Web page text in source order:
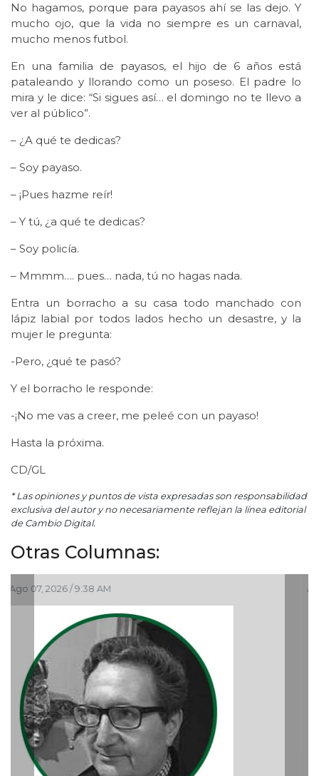
No hagamos, porque para payasos ahí se las dejo. Y
mucho ojo, que la vida no siempre es un carnaval,
mucho menos futbol.
En una familia de payasos, el hijo de 6 años está
pataleando y llorando como un poseso. El padre lo
mira y le dice: “Si sigues así… el domingo no te llevo a
ver al público”.
– ¿A qué te dedicas?
– Soy payaso.
– ¡Pues hazme reír!
– Y tú, ¿a qué te dedicas?
– Soy policía.
– Mmmm…. pues… nada, tú no hagas nada.
Entra un borracho a su casa todo manchado con
lápiz labial por todos lados hecho un desastre, y la
mujer le pregunta:
-Pero, ¿qué te pasó?
Y el borracho le responde:
-¡No me vas a creer, me peleé con un payaso!
Hasta la próxima.
CD/GL
* Las opiniones y puntos de vista expresadas son responsabilidad
exclusiva del autor y no necesariamente reflejan la línea editorial
de Cambio Digital.
Otras Columnas:
Ago 05, 2026 / 9:04 PM